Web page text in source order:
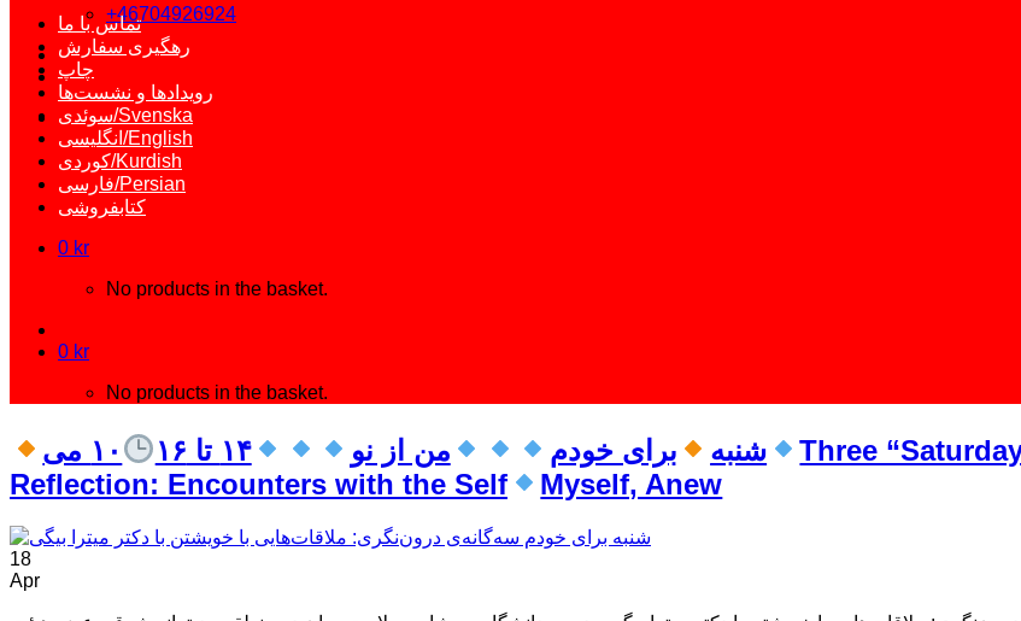
+46704926924تماس با ما
رهگیری سفارش
چاپ
رویدادها و نشست‌ها
سوئدی/Svenska
انگلیسی/English
کوردی/Kurdish
فارسی/Persian
کتابفروشی
0 kr
No products in the basket.
0 kr
No products in the basket.
شنبه برای خودم من از نو ۱۴ تا ۱۶ ۱۰ می Three
Reflection: Encounters with the Self
Myself, Anew
18
Apr